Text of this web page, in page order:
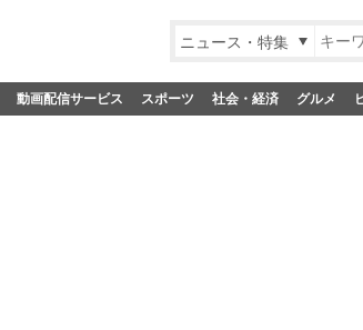
ニュース・特集
動画配信サービス スポーツ 社会・経済 グルメ